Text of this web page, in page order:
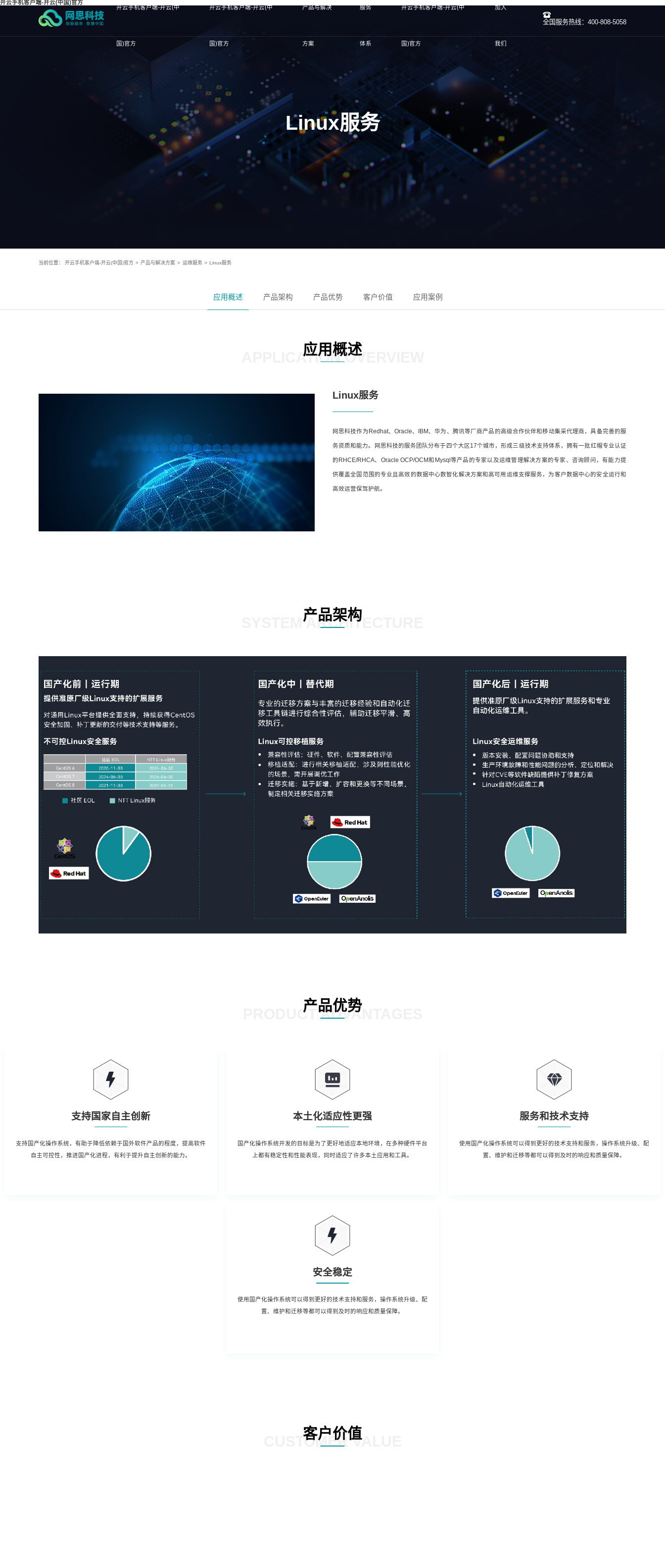
开云手机客户端-开云(中国)官方
开云手机客户端-开云(中
国)官方
开云手机客户端-开云(中
国)官方
产品与解决
方案
服务
体系
开云手机客户端-开云(中
国)官方
加入
我们
全国服务热线：400-808-5058
Linux服务
当前位置： 开云手机客户端-开云(中国)官方 > 产品与解决方案 > 运维服务 > Linux服务
应用概述 产品架构 产品优势 客户价值 应用案例
应用概述
APPLICATION OVERVIEW
Linux服务
网思科技作为Redhat、Oracle、IBM、华为、腾讯等厂商产品的高级合作伙伴和移动集采代理商，具备完善的服
务资质和能力。网思科技的服务团队分布于四个大区17个城市，形成三级技术支持体系，拥有一批红帽专业认证
的RHCE/RHCA、Oracle OCP/OCM和Mysql等产品的专家以及运维管理解决方案的专家、咨询顾问，有能力提
供覆盖全国范围的专业且高效的数据中心数智化解决方案和高可用运维支撑服务，为客户数据中心的安全运行和
高效运营保驾护航。
产品架构
SYSTEM ARCHITECTURE
产品优势
PRODUCT ADVANTAGES
支持国家自主创新
支持国产化操作系统，有助于降低依赖于国外软件产品的程度，提高软件
自主可控性，推进国产化进程，有利于提升自主创新的能力。
本土化适应性更强
国产化操作系统开发的目标是为了更好地适应本地环境，在多种硬件平台
上都有稳定性和性能表现，同时适应了许多本土应用和工具。
服务和技术支持
使用国产化操作系统可以得到更好的技术支持和服务，操作系统升级、配
置、维护和迁移等都可以得到及时的响应和质量保障。
安全稳定
使用国产化操作系统可以得到更好的技术支持和服务，操作系统升级、配
置、维护和迁移等都可以得到及时的响应和质量保障。
客户价值
CUSTOMER VALUE